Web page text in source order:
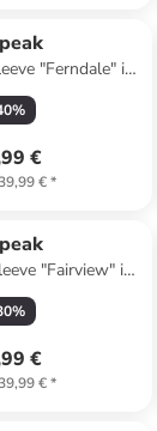
"Ferndale" in
%
€
39,99 €*
"Fairview" in
%
€
39,99 €*